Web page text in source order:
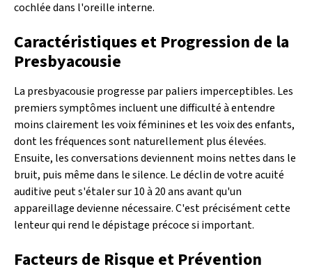
cochlée dans l'oreille interne.
Caractéristiques et Progression de la
Presbyacousie
La presbyacousie progresse par paliers imperceptibles. Les
premiers symptômes incluent une difficulté à entendre
moins clairement les voix féminines et les voix des enfants,
dont les fréquences sont naturellement plus élevées.
Ensuite, les conversations deviennent moins nettes dans le
bruit, puis même dans le silence. Le déclin de votre acuité
auditive peut s'étaler sur 10 à 20 ans avant qu'un
appareillage devienne nécessaire. C'est précisément cette
lenteur qui rend le dépistage précoce si important.
Facteurs de Risque et Prévention